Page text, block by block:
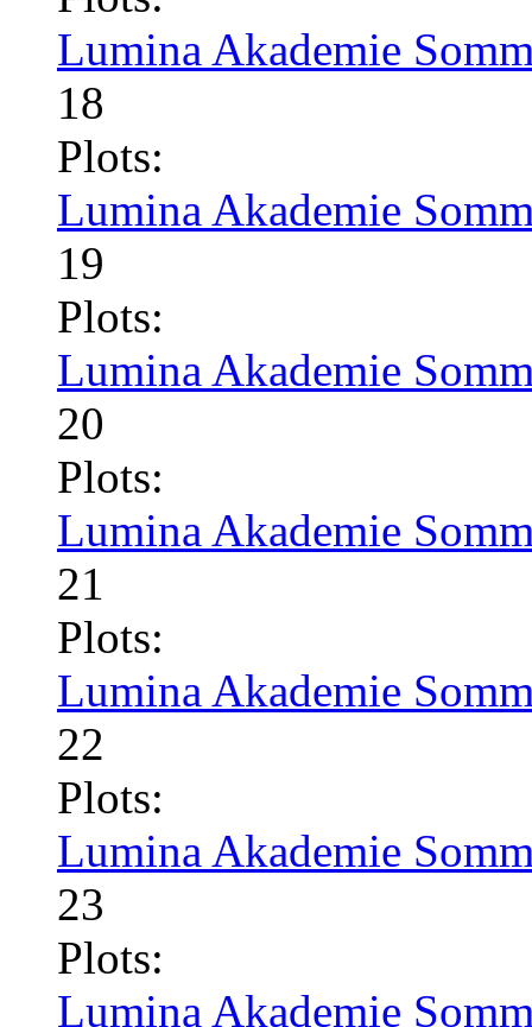
Lumina Akademie
18
Plots:
Lumina Akademie
19
Plots:
Lumina Akademie
20
Plots:
Lumina Akademie
21
Plots:
Lumina Akademie
22
Plots:
Lumina Akademie
23
Plots:
Lumina Akademie